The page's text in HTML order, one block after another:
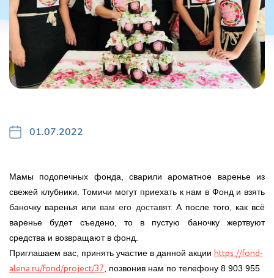
01.07.2022
Мамы подопечных фонда, сварили ароматное варенье из
свежей клубники. Томичи могут приехать к нам в Фонд и взять
баночку варенья или вам его доставят. А после того, как всё
варенье будет съедено, то в пустую баночку жертвуют
средства и возвращают в фонд.
Приглашаем вас, принять участие в данной акции https://fond-
alena.ru/fond/project/37 , позвонив нам по телефону 8 903 955